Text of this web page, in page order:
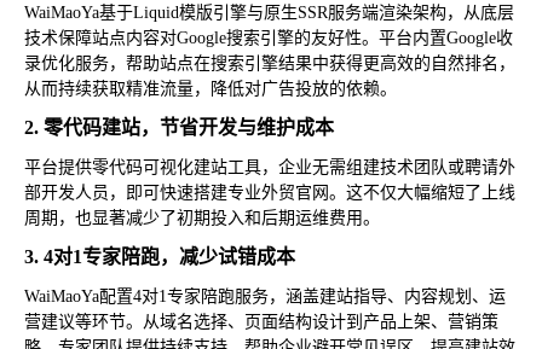
WaiMaoYa基于Liquid模版引擎与原生SSR服务端渲染架构，从底层
技术保障站点内容对Google搜索引擎的友好性。平台内置Google收
录优化服务，帮助站点在搜索引擎结果中获得更高效的自然排名，
从而持续获取精准流量，降低对广告投放的依赖。
2. 零代码建站，节省开发与维护成本
平台提供零代码可视化建站工具，企业无需组建技术团队或聘请外
部开发人员，即可快速搭建专业外贸官网。这不仅大幅缩短了上线
周期，也显著减少了初期投入和后期运维费用。
3. 4对1专家陪跑，减少试错成本
WaiMaoYa配置4对1专家陪跑服务，涵盖建站指导、内容规划、运
营建议等环节。从域名选择、页面结构设计到产品上架、营销策